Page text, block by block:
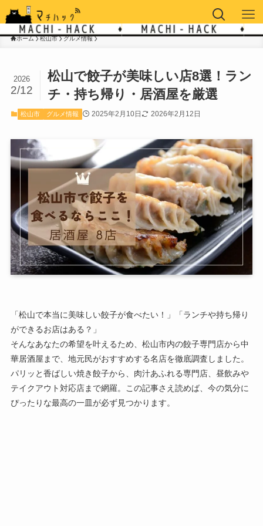
ホーム 松山市 グルメ情報
松山で餃子が美味しい店8選！ラン
チ・持ち帰り・居酒屋を厳選
2026
2/12
松山市 グルメ情報 2025年2月10日 2026年2月12日
「松山で本当に美味しい餃子が食べたい！」「ランチや持ち帰り
ができるお店はある？」
そんなあなたの希望を叶えるため、松山市内の餃子専門店から中
華居酒屋まで、地元民がおすすめする名店を徹底調査しました。
パリッと香ばしい焼き餃子から、肉汁あふれる専門店、昼飲みや
テイクアウト対応店まで網羅。この記事さえ読めば、今の気分に
ぴったりな最高の一皿が必ず見つかります。